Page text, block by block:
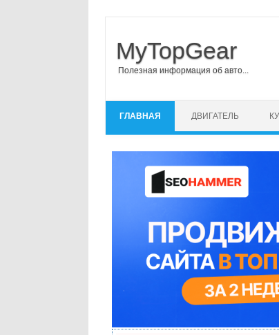
MyTopGear
Полезная информация об авто...
ГЛАВНАЯ ДВИГАТЕЛЬ